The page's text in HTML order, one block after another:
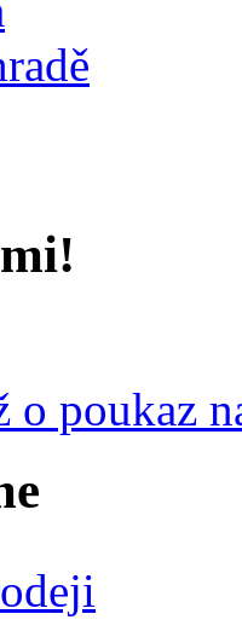
o poukaz